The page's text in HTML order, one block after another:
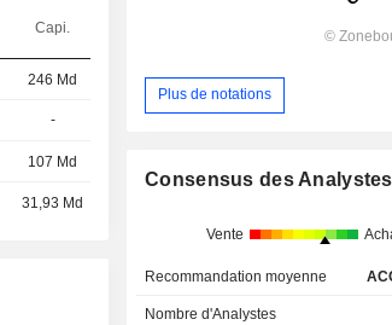
Capi.
246 Md
-
107 Md
31,93 Md
Plus de notations
Consensus des Analystes
Vente
Recommandation moyenne
Nombre d'Analystes